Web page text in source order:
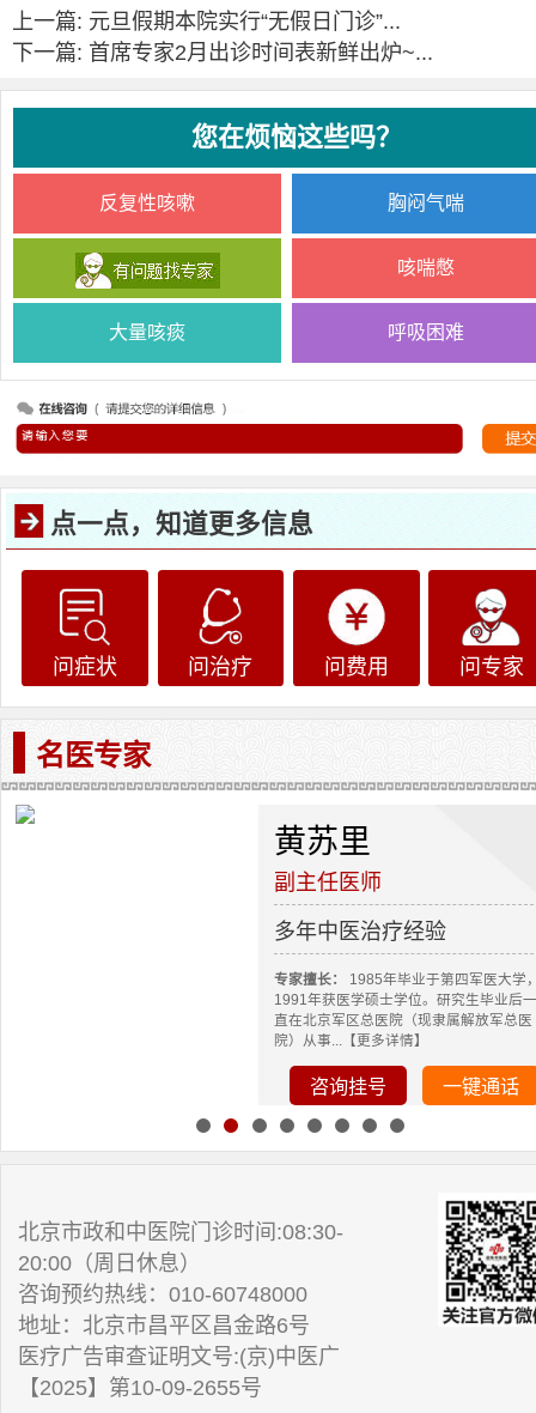
上一篇: 元旦假期本院实行“无假日门诊”...
下一篇: 首席专家2月出诊时间表新鲜出炉~...
您在烦恼这些吗？
反复性咳嗽 胸闷气喘
咳喘憋
呼吸困难
大量咳痰
点一点，知道更多信息
问症状 问治疗 问费用 问专家
名医专家
黄苏里
副主任医师
多年中医治疗经验
专家擅长：
1985年毕业于第四军医大学
1991年获医学硕士学位。研究生毕业后一
直在北京军区总医院（现隶属解放军总医
院）从事...【更多详情】
咨询挂号 一键通话
北京市政和中医院门诊时间:08:30-
20:00（周日休息）
咨询预约热线：010-60748000
地址：北京市昌平区昌金路6号
医疗广告审查证明文号:(京)中医广
【2025】第10-09-2655号